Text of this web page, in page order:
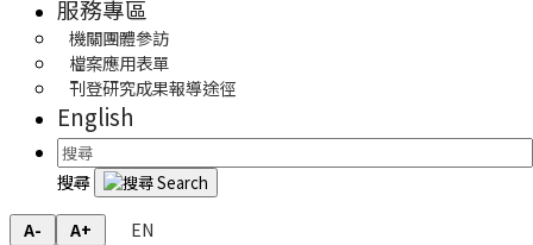
服務專區
機關團體參訪
檔案應用表單
刊登研究成果報導途徑
English
搜尋
A- A+
EN